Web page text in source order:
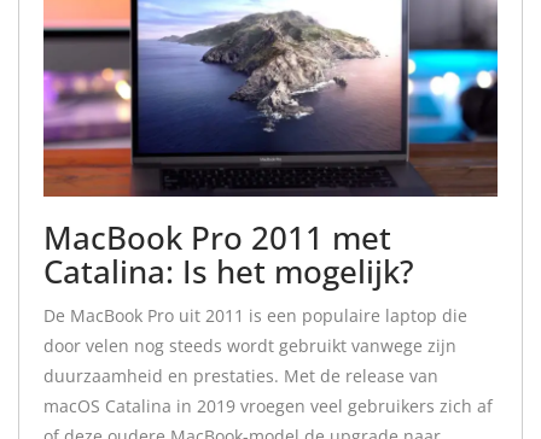
MacBook Pro 2011 met
Catalina: Is het mogelijk?
De MacBook Pro uit 2011 is een populaire laptop die
door velen nog steeds wordt gebruikt vanwege zijn
duurzaamheid en prestaties. Met de release van
macOS Catalina in 2019 vroegen veel gebruikers zich af